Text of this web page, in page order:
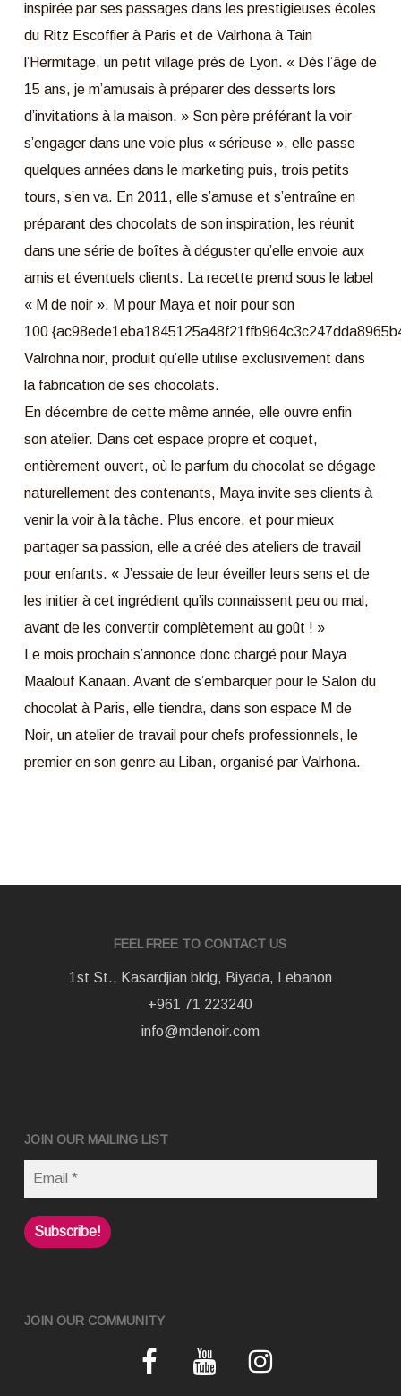
inspirée par ses passages dans les prestigieuses écoles
du Ritz Escoffier à Paris et de Valrhona à Tain
l’Hermitage, un petit village près de Lyon. « Dès l’âge de
15 ans, je m’amusais à préparer des desserts lors
d’invitations à la maison. » Son père préférant la voir
s’engager dans une voie plus « sérieuse », elle passe
quelques années dans le marketing puis, trois petits
tours, s’en va. En 2011, elle s’amuse et s’entraîne en
préparant des chocolats de son inspiration, les réunit
dans une série de boîtes à déguster qu’elle envoie aux
amis et éventuels clients. La recette prend sous le label
« M de noir », M pour Maya et noir pour son
100
Valrohna noir, produit qu’elle utilise exclusivement dans
la fabrication de ses chocolats.
En décembre de cette même année, elle ouvre enfin
son atelier. Dans cet espace propre et coquet,
entièrement ouvert, où le parfum du chocolat se dégage
naturellement des contenants, Maya invite ses clients à
venir la voir à la tâche. Plus encore, et pour mieux
partager sa passion, elle a créé des ateliers de travail
pour enfants. « J’essaie de leur éveiller leurs sens et de
les initier à cet ingrédient qu’ils connaissent peu ou mal,
avant de les convertir complètement au goût ! »
Le mois prochain s’annonce donc chargé pour Maya
Maalouf Kanaan. Avant de s’embarquer pour le Salon du
chocolat à Paris, elle tiendra, dans son espace M de
Noir, un atelier de travail pour chefs professionnels, le
premier en son genre au Liban, organisé par Valrhona.
FEEL FREE TO CONTACT US
1st St., Kasardjian bldg, Biyada, Lebanon
+961 71 223240
info@mdenoir.com
JOIN OUR MAILING LIST
JOIN OUR COMMUNITY